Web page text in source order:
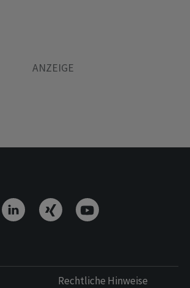
Rechtliche Hinweise